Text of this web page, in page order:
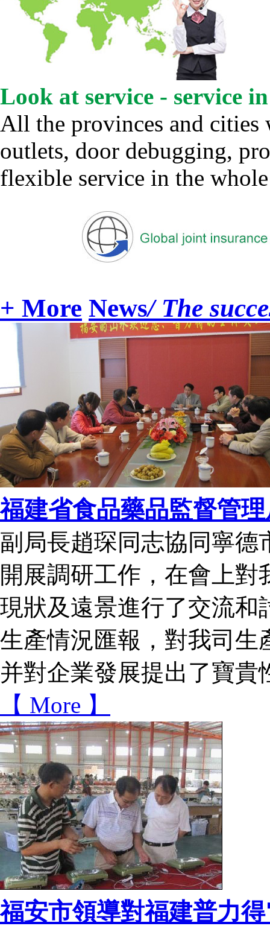
Look at service - service
All the provinces and cities
outlets, door debugging,
flexible service in the
+ More News/ The
福建省食品藥品監督管
副局長趙琛同志協同寧德
開展調研工作，在會上
現狀及遠景進行了交流和討
生產情況匯報，對我司生
并對企業發展提出了寶貴性
【 More 】
福安市領導對福建普力